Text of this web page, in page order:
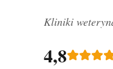
Kliniki
4,8